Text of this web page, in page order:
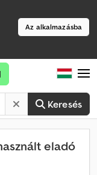
Az alkalmazásba
Keresés
eladó